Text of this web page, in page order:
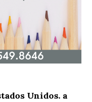
Unidos. a